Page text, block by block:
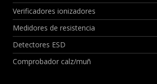
Verificadores ionizadores
Medidores de resistencia
Detectores ESD
Comprobador calz/muñ